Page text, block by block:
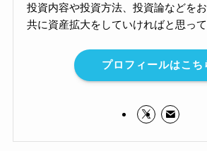
投資内容や投資方法、投資論などをお
共に資産拡大をしていければと思って
プロフィールはこち